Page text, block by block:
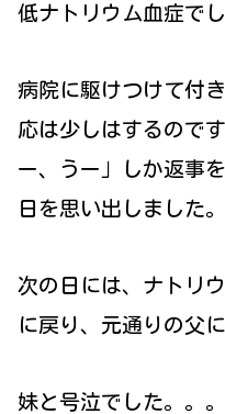
低ナトリウム血症でし
病院に駆けつけて付
応は少しはするので
ー、うー」しか返事
日を思い出しました。
次の日には、ナトリ
に戻り、元通りの父
妹と号泣でした。。。